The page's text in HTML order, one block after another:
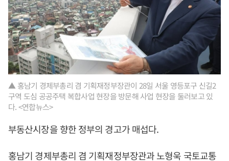
▲ 홍남기 경제부총리 겸 기획재정부장관이 28일 서울 영등포구 신길2
구역 도심 공공주택 복합사업 현장을 방문해 사업 현장을 둘러보고 있
다. <연합뉴스>
부동산시장을 향한 정부의 경고가 매섭다.
홍남기 경제부총리 겸 기획재정부장관과 노형욱 국토교통